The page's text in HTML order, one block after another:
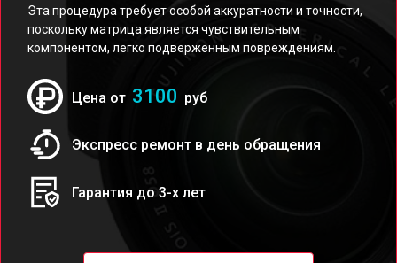
Эта процедура требует особой аккуратности и точности,
поскольку матрица является чувствительным
компонентом, легко подверженным повреждениям.
Цена от 3100 руб
Экспресс ремонт в день обращения
Гарантия до 3-х лет